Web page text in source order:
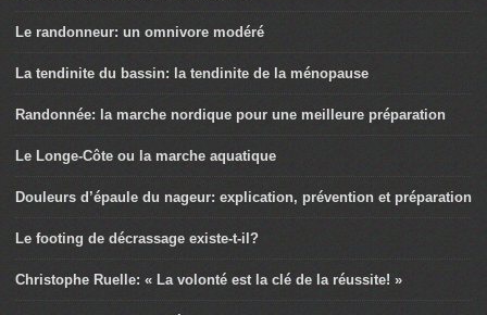
Le randonneur: un omnivore modéré
La tendinite du bassin: la tendinite de la ménopause
Randonnée: la marche nordique pour une meilleure préparation
Le Longe-Côte ou la marche aquatique
Douleurs d’épaule du nageur: explication, prévention et préparation
Le footing de décrassage existe-t-il?
Christophe Ruelle: « La volonté est la clé de la réussite! »